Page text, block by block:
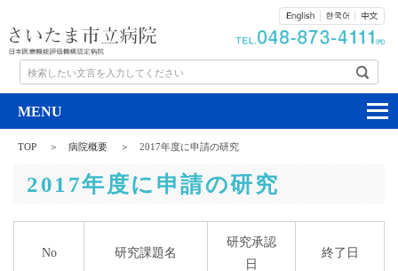
検索したい文言を入力してください
TOP 病院概要 2017年度に申請の研究
2017年度に申請の研究
No 研究課題名
研究承認
日
終了日